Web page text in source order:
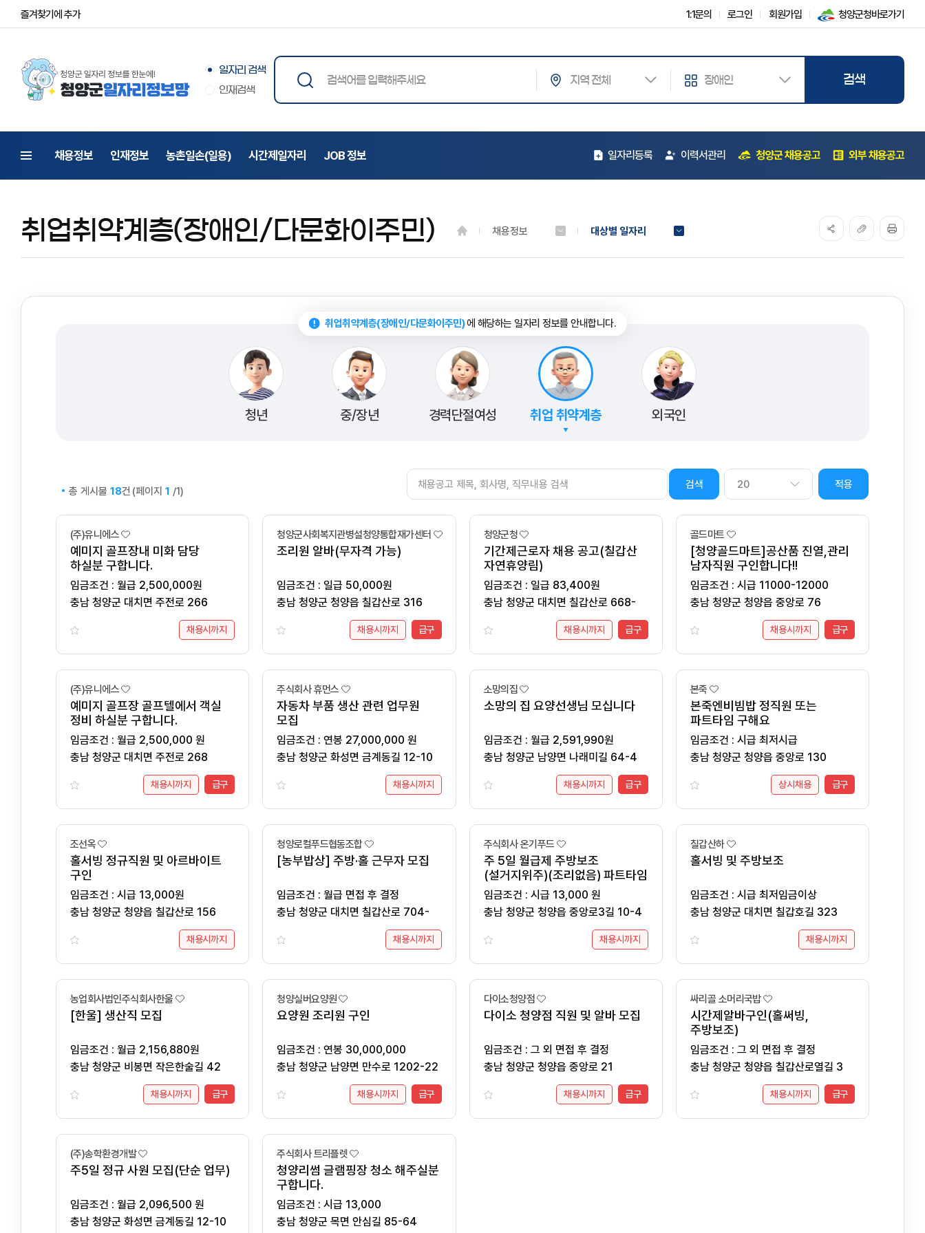
즐겨찾기에 추가 1:1문의 로그인 회원가입 청양군청바로가기
통합검색
일자리 검색
인재검색
채용정보 인재정보 농촌일손(일용) 시간제일자리 JOB 정보 일자리등록 이력서관리 청양군 채용공고 외부 채용공고
취업취약계층(장애인/다문화이주민) 채용정보 대상별 일자리
취업취약계층(장애인/다문화이주민)에 해당하는 일자리 정보를 안내합니다.
청년 중/장년 경력단절여성 취업 취약계층 외국인
총 게시물 18건 (페이지 1 /1)
적용
(주)유니에스
예미지 골프장내 미화 담당
하실분 구합니다.
임금조건 : 월급 2,500,000원
충남 청양군 대치면 주전로 266
채용시까지
청양군사회복지관병설청양통합재가센터
조리원 알바(무자격 가능)
임금조건 : 일급 50,000원
충남 청양군 청양읍 칠갑산로 316
채용시까지 급구
청양군청
기간제근로자 채용 공고(칠갑산
자연휴양림)
임금조건 : 일급 83,400원
충남 청양군 대치면 칠갑산로 668-
채용시까지 급구
골드마트
[청양골드마트]공산품 진열,관리
남자직원 구인합니다!!
임금조건 : 시급 11000-12000
충남 청양군 청양읍 중앙로 76
채용시까지 급구
(주)유니에스
예미지 골프장 골프텔에서 객실
정비 하실분 구합니다.
임금조건 : 월급 2,500,000 원
충남 청양군 대치면 주전로 268
채용시까지 급구
주식회사 휴먼스
자동차 부품 생산 관련 업무원
모집
임금조건 : 연봉 27,000,000 원
충남 청양군 화성면 금계동길 12-10
채용시까지
소망의집
소망의 집 요양선생님 모십니다
임금조건 : 월급 2,591,990원
충남 청양군 남양면 나래미길 64-4
채용시까지 급구
본죽
본죽엔비빔밥 정직원 또는
파트타임 구해요
임금조건 : 시급 최저시급
충남 청양군 청양읍 중앙로 130
상시채용 급구
조선옥
홀서빙 정규직원 및 아르바이트
구인
임금조건 : 시급 13,000원
충남 청양군 청양읍 칠갑산로 156
채용시까지
청양로컬푸드협동조합
[농부밥상] 주방·홀 근무자 모집
임금조건 : 월급 면접 후 결정
충남 청양군 대치면 칠갑산로 704-
채용시까지
주식회사 온기푸드
주 5일 월급제 주방보조
(설거지위주)(조리없음) 파트타임
모십니다
임금조건 : 시급 13,000 원
충남 청양군 청양읍 중앙로3길 10-4
채용시까지
칠갑산하
홀서빙 및 주방보조
임금조건 : 시급 최저임금이상
충남 청양군 대치면 칠갑호길 323
채용시까지
농업회사법인주식회사한울
[한울] 생산직 모집
임금조건 : 월급 2,156,880원
충남 청양군 비봉면 작은한술길 42
채용시까지 급구
청양실버요양원
요양원 조리원 구인
임금조건 : 연봉 30,000,000
충남 청양군 남양면 만수로 1202-22
채용시까지 급구
다이소청양점
다이소 청양점 직원 및 알바 모집
임금조건 : 그 외 면접 후 결정
충남 청양군 청양읍 중앙로 21
채용시까지 급구
싸리골 소머리국밥
시간제알바구인(홀써빙,
주방보조)
임금조건 : 그 외 면접 후 결정
충남 청양군 청양읍 칠갑산로열길 3
채용시까지 급구
(주)송학환경개발
주5일 정규 사원 모집(단순 업무)
임금조건 : 월급 2,096,500 원
충남 청양군 화성면 금계동길 12-10
주식회사 트리플렛
청양리썸 글램핑장 청소 해주실분
구합니다.
임금조건 : 시급 13,000
충남 청양군 목면 안심길 85-64